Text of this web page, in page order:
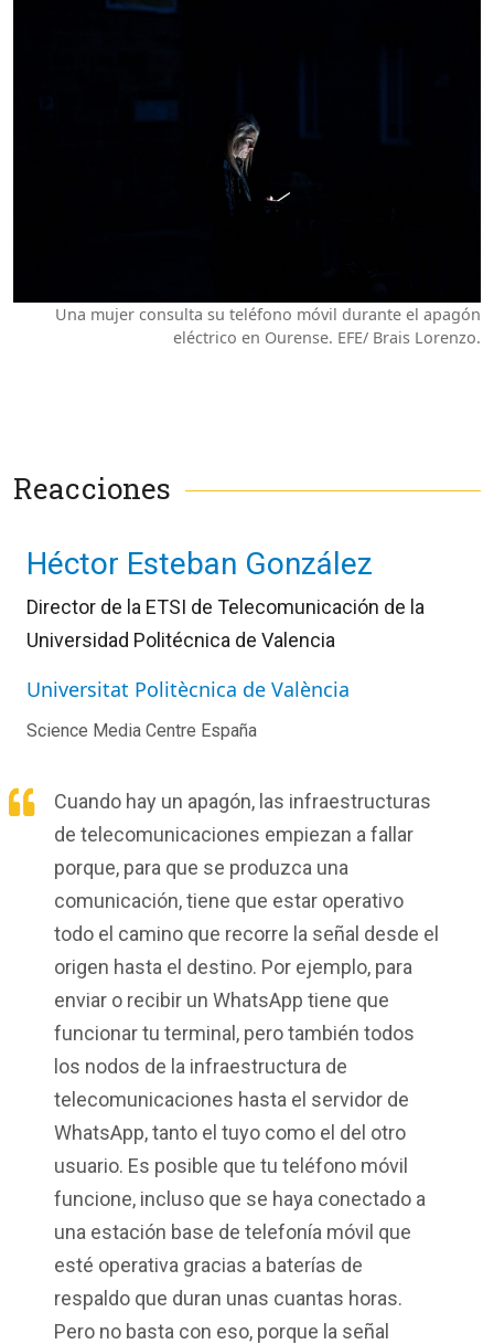
Una mujer consulta su teléfono móvil durante el apagón
eléctrico en Ourense. EFE/ Brais Lorenzo.
Reacciones
Héctor Esteban González
Director de la ETSI de Telecomunicación de la
Universidad Politécnica de Valencia
Universitat Politècnica de València
Science Media Centre España
Cuando hay un apagón, las infraestructuras
de telecomunicaciones empiezan a fallar
porque, para que se produzca una
comunicación, tiene que estar operativo
todo el camino que recorre la señal desde el
origen hasta el destino. Por ejemplo, para
enviar o recibir un WhatsApp tiene que
funcionar tu terminal, pero también todos
los nodos de la infraestructura de
telecomunicaciones hasta el servidor de
WhatsApp, tanto el tuyo como el del otro
usuario. Es posible que tu teléfono móvil
funcione, incluso que se haya conectado a
una estación base de telefonía móvil que
esté operativa gracias a baterías de
respaldo que duran unas cuantas horas.
Pero no basta con eso, porque la señal